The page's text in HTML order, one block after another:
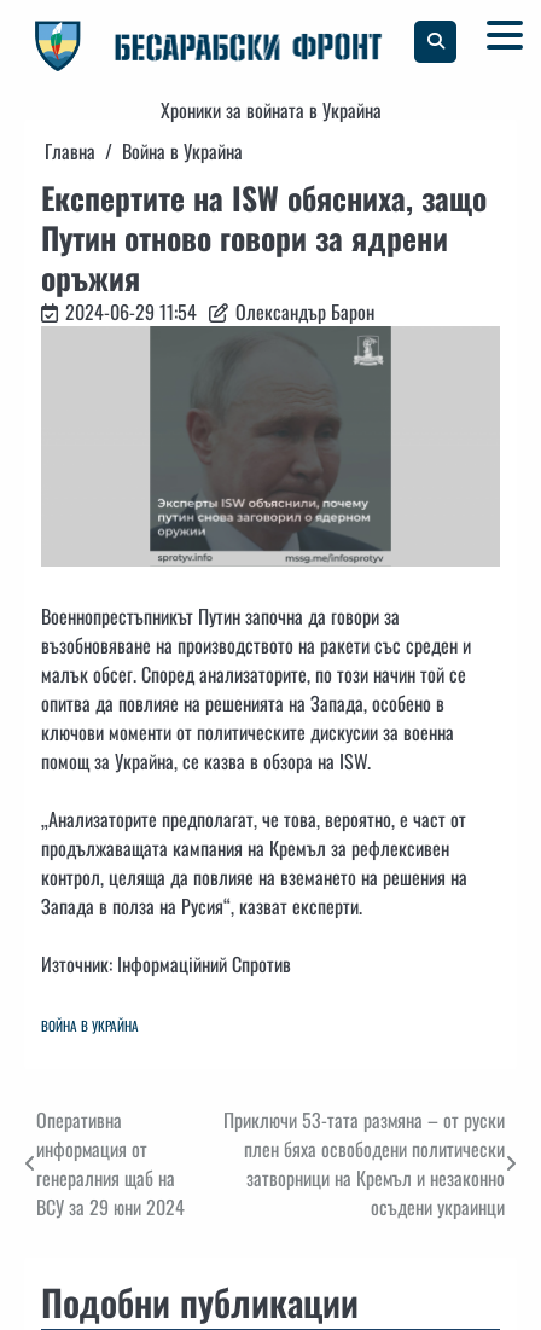
content
Хроники за войната в Украйна
Главна
Война в Украйна
Експертите на ISW обясниха, защо
Путин отново говори за ядрени
оръжия
2024-06-29 11:54 Олександър Барон
Военнопрестъпникът Путин започна да говори за
възобновяване на производството на ракети със среден и
малък обсег. Според анализаторите, по този начин той се
опитва да повлияе на решенията на Запада, особено в
ключови моменти от политическите дискусии за военна
помощ за Украйна, се казва в обзора на ISW.
„Анализаторите предполагат, че това, вероятно, е част от
продължаващата кампания на Кремъл за рефлексивен
контрол, целяща да повлияе на вземането на решения на
Запада в полза на Русия“, казват експерти.
Източник: Інформаційний Спротив
ВОЙНА В УКРАЙНА
Навигация
Оперативна
информация от
генералния щаб на
ВСУ за 29 юни 2024
Приключи 53-тата размяна – от руски
плен бяха освободени политически
затворници на Кремъл и незаконно
осъдени украинци
Подобни публикации